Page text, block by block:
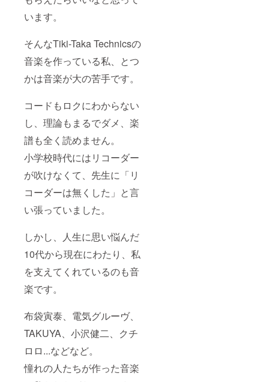
います。
そんなTiki-Taka Technicsの
音楽を作っている私、とつ
かは音楽が大の苦手です。
コードもロクにわからない
し、理論もまるでダメ、楽
譜も全く読めません。
小学校時代にはリコーダー
が吹けなくて、先生に「リ
コーダーは無くした」と言
い張っていました。
しかし、人生に思い悩んだ
10代から現在にわたり、私
を支えてくれているのも音
楽です。
布袋寅泰、電気グルーヴ、
TAKUYA、小沢健二、クチ
ロロ...などなど。
憧れの人たちが作った音楽